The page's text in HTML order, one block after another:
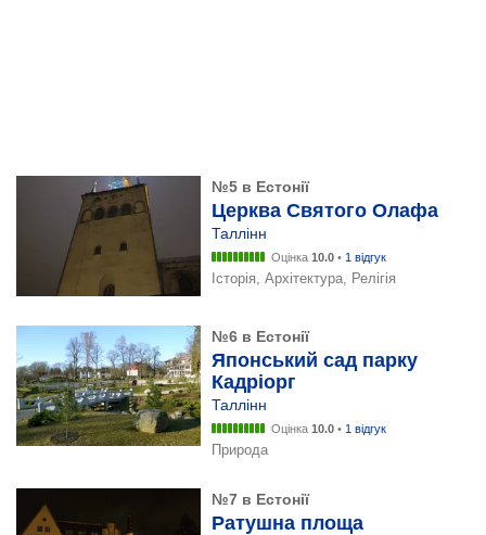
№5 в Естонії
Церква Святого Олафа
Таллінн
Оцінка 10.0 • 1 відгук
Історія, Архітектура, Релігія
№6 в Естонії
Японський сад парку
Кадріорг
Таллінн
Оцінка 10.0 • 1 відгук
Природа
№7 в Естонії
Ратушна площа